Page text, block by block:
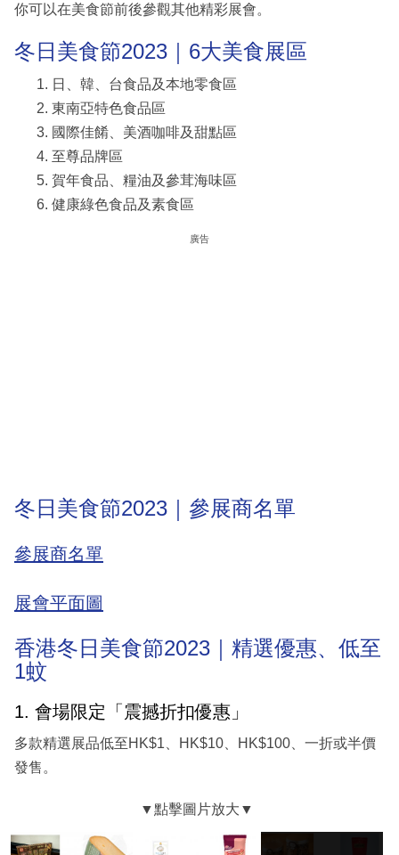
你可以在美食節前後參觀其他精彩展會。
冬日美食節2023｜6大美食展區
日、韓、台食品及本地零食區
東南亞特色食品區
國際佳餚、美酒咖啡及甜點區
至尊品牌區
賀年食品、糧油及參茸海味區
健康綠色食品及素食區
廣告
冬日美食節2023｜參展商名單
參展商名單
展會平面圖
香港冬日美食節2023｜精選優惠、低至
1蚊
1. 會場限定「震撼折扣優惠」
多款精選展品低至HK$1、HK$10、HK$100、一折或半價
發售。